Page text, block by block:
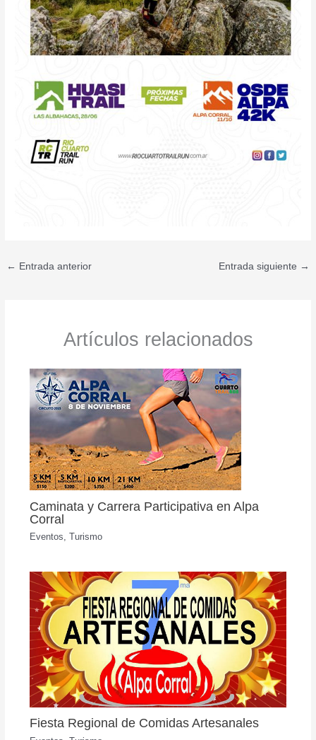
← Entrada anterior Entrada siguiente →
Artículos relacionados
Caminata y Carrera Participativa en Alpa
Corral
Eventos, Turismo
Fiesta Regional de Comidas Artesanales